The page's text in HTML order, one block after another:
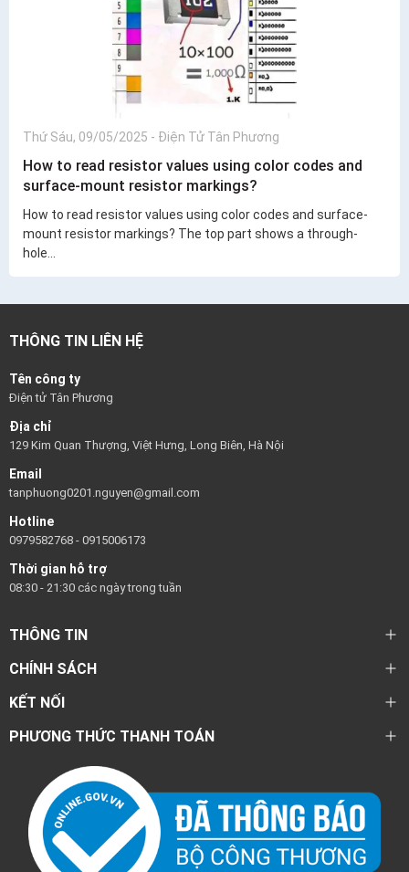
Thứ Sáu, 09/05/2025 - Điện Tử Tân Phương
How to read resistor values using color codes and
surface-mount resistor markings?
How to read resistor values using color codes and surface-
mount resistor markings? The top part shows a through-
hole...
THÔNG TIN LIÊN HỆ
Tên công ty
Điện tử Tân Phương
Địa chỉ
129 Kim Quan Thượng, Việt Hưng, Long Biên, Hà Nội
Email
tanphuong0201.nguyen@gmail.com
Hotline
0979582768 - 0915006173
Thời gian hỗ trợ
08:30 - 21:30 các ngày trong tuần
THÔNG TIN
CHÍNH SÁCH
KẾT NỐI
PHƯƠNG THỨC THANH TOÁN